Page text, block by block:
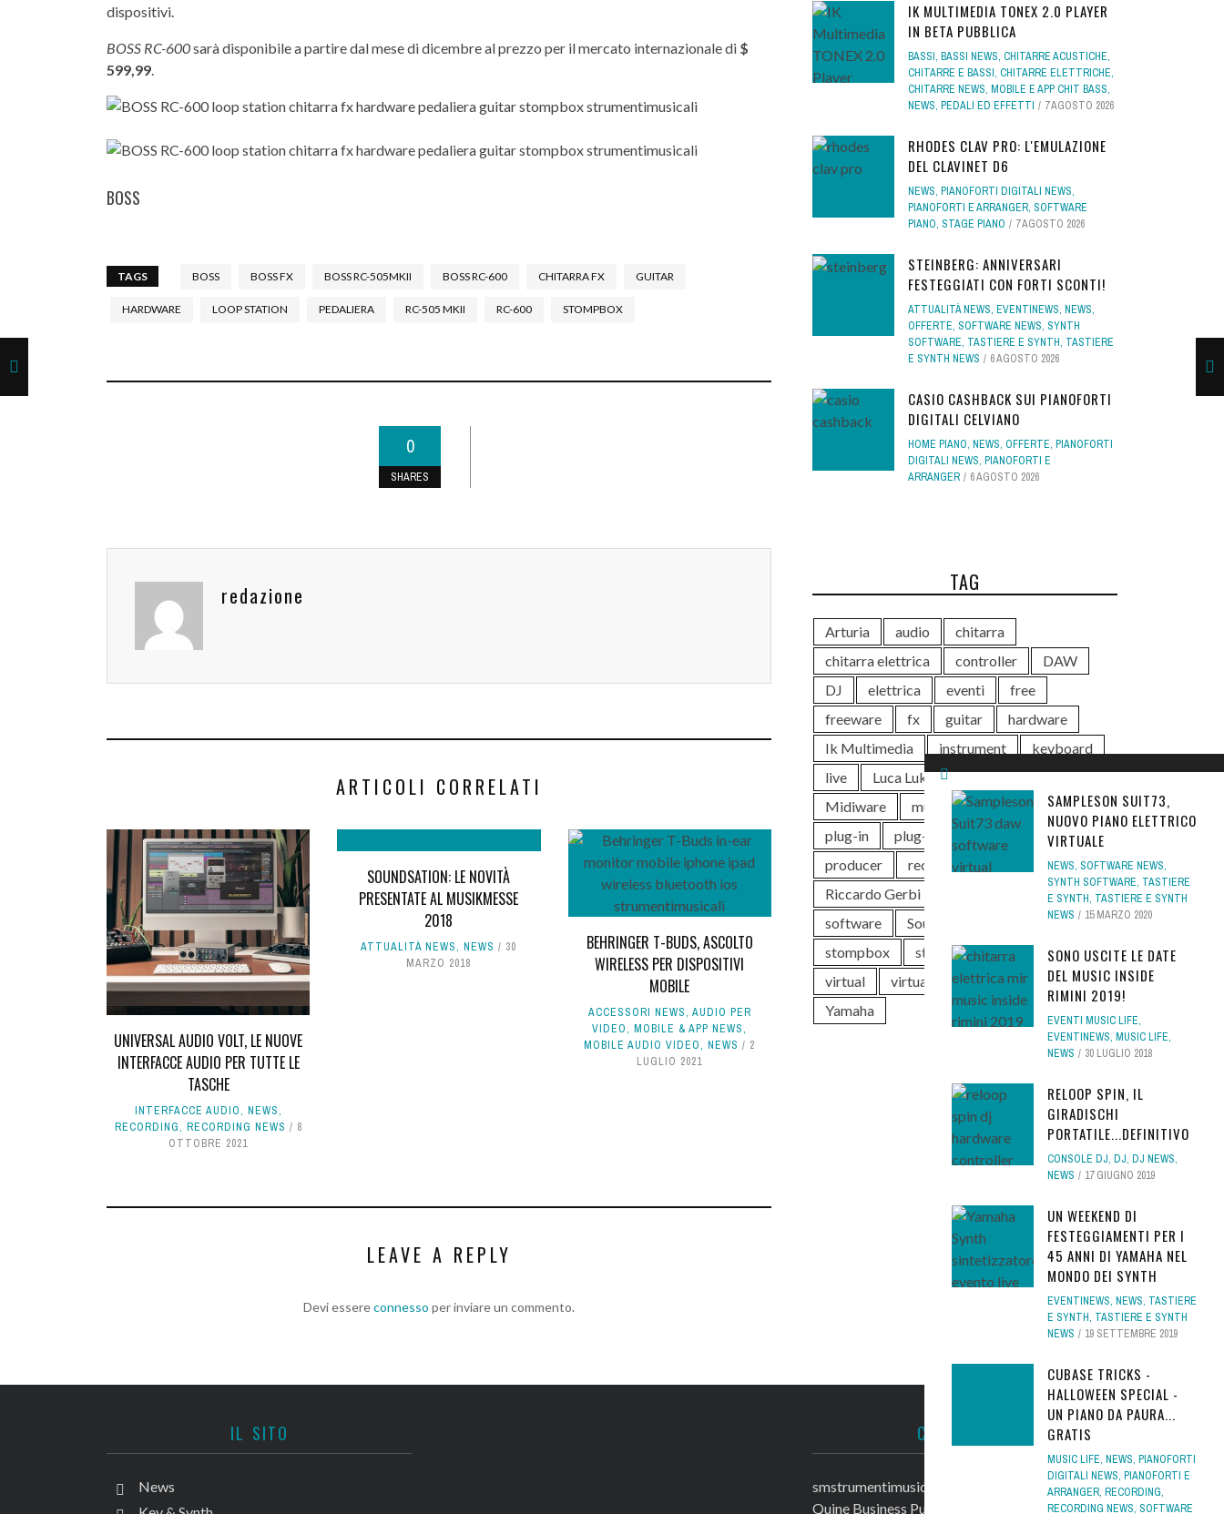
dispositivi.
BOSS RC-600sarà disponibile a partire dal mese di dicembre al prezzo per il mercato internazionale di $
599,99.
BOSS
TAGS BOSS BOSS FX BOSS RC-505MKII BOSS RC-600 CHITARRA FX GUITAR
HARDWARE LOOP STATION PEDALIERA RC-505 MKII RC-600 STOMPBOX
0
SHARES
redazione
ARTICOLI CORRELATI
UNIVERSAL AUDIO VOLT, LE NUOVE
INTERFACCE AUDIO PER TUTTE LE
TASCHE
INTERFACCE AUDIO, NEWS,
RECORDING, RECORDING NEWS
8
OTTOBRE 2021
SOUNDSATION: LE NOVITÀ
PRESENTATE AL MUSIKMESSE
2018
ATTUALITÀ NEWS,NEWS
30
MARZO 2018
BEHRINGER T-BUDS, ASCOLTO
WIRELESS PER DISPOSITIVI
MOBILE
ACCESSORI NEWS, AUDIO PER
VIDEO,MOBILE & APP NEWS,
MOBILE AUDIO VIDEO,NEWS
2
LUGLIO 2021
LEAVE A REPLY
Devi essereconnesso per inviare un commento.
SAMPLESON SUIT73,
NUOVO PIANO ELETTRICO
VIRTUALE
NEWS, SOFTWARE NEWS,
SYNTH SOFTWARE, TASTIERE
E SYNTH, TASTIERE E SYNTH
NEWS
15 MARZO 2020
SONO USCITE LE DATE
DEL MUSIC INSIDE
RIMINI 2019!
EVENTI MUSIC LIFE,
EVENTINEWS, MUSIC LIFE,
NEWS
30 LUGLIO 2018
RELOOP SPIN, IL
GIRADISCHI
PORTATILE...DEFINITIVO
CONSOLE DJ, DJ, DJ NEWS,
NEWS
17 GIUGNO 2019
UN WEEKEND DI
FESTEGGIAMENTI PER I
45 ANNI DI YAMAHA NEL
MONDO DEI SYNTH
EVENTINEWS, NEWS, TASTIERE
E SYNTH, TASTIERE E SYNTH
NEWS
19 SETTEMBRE 2019
CUBASE TRICKS -
HALLOWEEN SPECIAL -
UN PIANO DA PAURA...
GRATIS
MUSIC LIFE, NEWS, PIANOFORTI
DIGITALI NEWS, PIANOFORTI E
ARRANGER, RECORDING,
RECORDING NEWS, SOFTWARE
IK MULTIMEDIA TONEX 2.0 PLAYER
IN BETA PUBBLICA
BASSI, BASSI NEWS, CHITARRE ACUSTICHE,
CHITARRE E BASSI, CHITARRE ELETTRICHE,
CHITARRE NEWS, MOBILE E APP CHIT BASS,
NEWS, PEDALI ED EFFETTI 7 AGOSTO 2026
RHODES CLAV PRO: L'EMULAZIONE
DEL CLAVINET D6
NEWS, PIANOFORTI DIGITALI NEWS,
PIANOFORTI E ARRANGER, SOFTWARE
PIANO, STAGE PIANO 7 AGOSTO 2026
STEINBERG: ANNIVERSARI
FESTEGGIATI CON FORTI SCONTI!
ATTUALITÀ NEWS, EVENTINEWS, NEWS,
OFFERTE, SOFTWARE NEWS, SYNTH
SOFTWARE, TASTIERE E SYNTH, TASTIERE
E SYNTH NEWS
6 AGOSTO 2026
CASIO CASHBACK SUI PIANOFORTI
DIGITALI CELVIANO
HOME PIANO, NEWS, OFFERTE, PIANOFORTI
DIGITALI NEWS, PIANOFORTI E
ARRANGER
6 AGOSTO 2026
TAG
Arturia audio
chitarra
chitarra elettrica
controller
DAW
DJ
elettrica eventi
free
freeware
fx guitar
hardware
Ik Multimedia
instrument
keyboard
live
Luca Luker Rossi
MIDI
Midiware
music news
piano
plug-in
plug-in audio
pro
producer
rec
recording
Riccardo Gerbi
sintetizzatore
software
Soundwave
Steinberg
stompbox
studio synth
tastiera
virtual
virtual instrument
VST
Yamaha
IL SITO
News
CONTATTACI
smstrumentimusicali.it
Quine Business Publisher